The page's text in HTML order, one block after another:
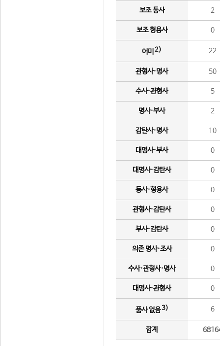
보조 동사 2
보조 형용사 0
어미 2) 22
관형사·명사 50
수사·관형사 5
명사·부사 2
감탄사·명사 10
대명사·부사 0
대명사·감탄사 0
동사·형용사 0
관형사·감탄사 0
부사·감탄사 0
의존 명사·조사 0
수사·관형사·명사 0
대명사·관형사 0
품사 없음3) 6
합계